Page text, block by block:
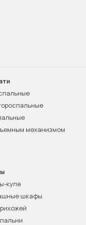
механизмом
купе
шкафы